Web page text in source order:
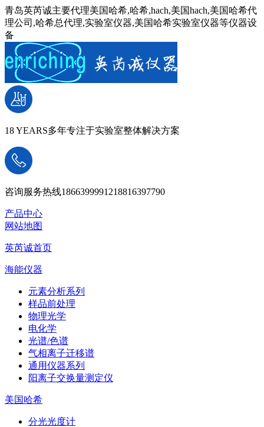
青岛英芮诚主要代理美国哈希,哈希,hach,美国hach,美国哈希代
理公司,哈希总代理,实验室仪器,美国哈希实验室仪器等仪器设
备
18 YEARS多年专注于实验室整体解决方案
咨询服务热线1866399991218816397790
产品中心
网站地图
英芮诚首页
海能仪器
元素分析系列
样品前处理
物理光学
电化学
光谱/色谱
气相离子迁移谱
通用仪器系列
阳离子交换量测定仪
美国哈希
分光光度计